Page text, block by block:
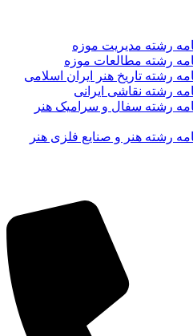
نامه رشته سفال و سرامیک هنر
رشته هنر و صنایع فلزی هنر